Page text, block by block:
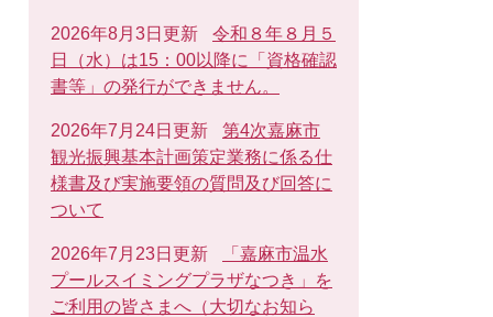
2026年8月3日更新
令和８年８月５
日（水）は15：00以降に「資格確認
書等」の発行ができません。
2026年7月24日更新
第4次嘉麻市
観光振興基本計画策定業務に係る仕
様書及び実施要領の質問及び回答に
ついて
2026年7月23日更新
「嘉麻市温水
プールスイミングプラザなつき」を
ご利用の皆さまへ（大切なお知ら